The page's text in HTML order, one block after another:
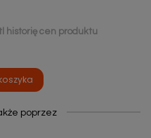
historię cen produktu
poprzez